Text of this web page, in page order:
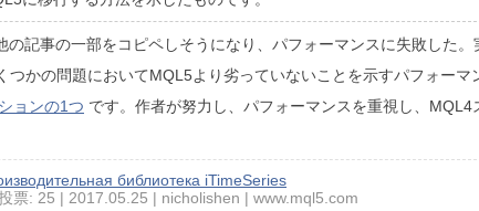
記事の一部をコピペしそうになり、パフォーマンスに失敗した
つかの問題においてMQL5より劣っていないことを示すパフォーマ
ョンの1つ です。作者が努力し、パフォーマンスを重視し、
библиотека iTimeSeries
票: 25
2017.05.25 nicholishen
www.mql5.com